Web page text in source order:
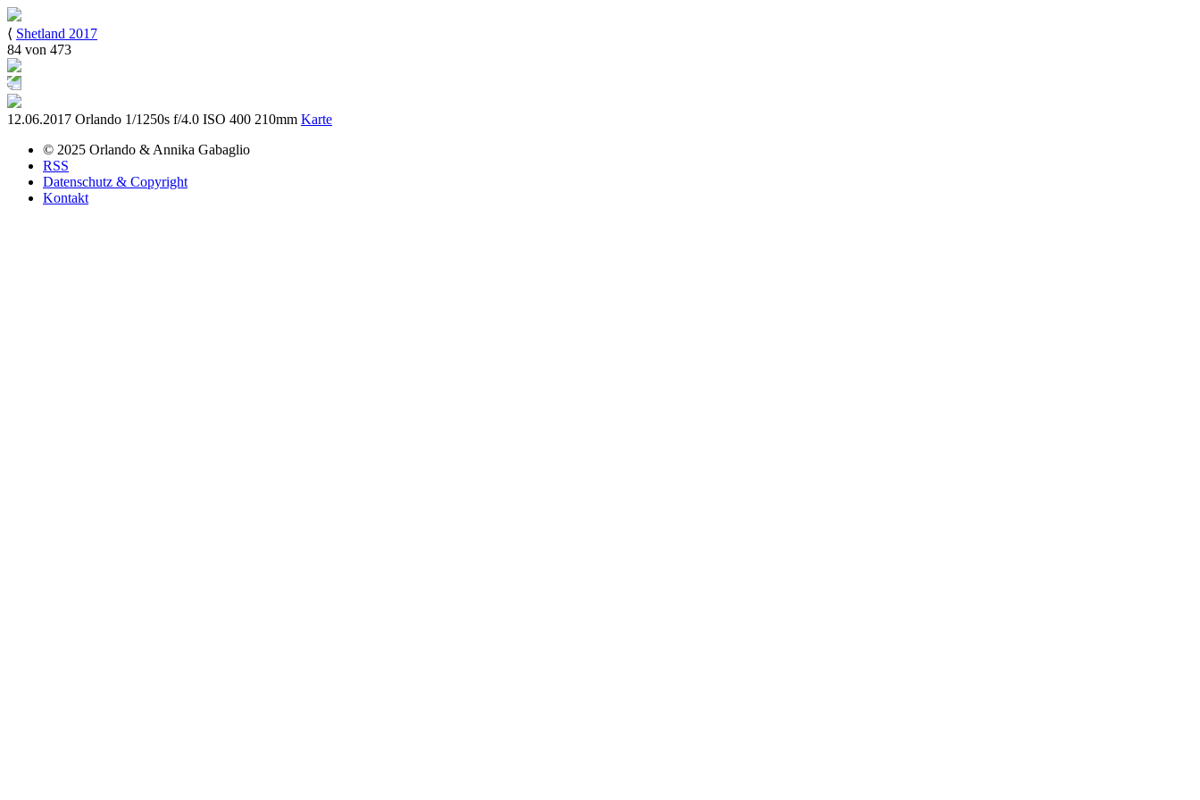
⟨ Shetland 2017
84 von 473
12.06.2017 Orlando 1/1250s f/4.0 ISO 400 210mm Karte
© 2025 Orlando & Annika Gabaglio
RSS
Datenschutz & Copyright
Kontakt